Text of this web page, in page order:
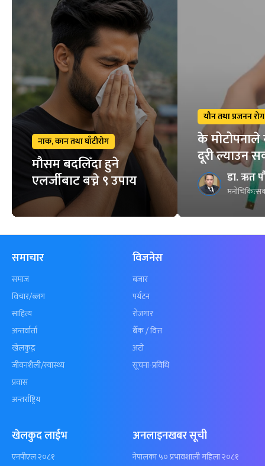
नाक, कान तथा घाँटीरोग
मौसम बदलिँदा हुने
एलर्जीबाट बच्ने ९ उपाय
यौन तथा प्रजनन रोग
के मोटोपनाले
दूरी ल्याउन
डा. ऋत
समाचार
समाज
विचार/ब्लग
साहित्य
अन्तर्वार्ता
खेलकुद़़
जीवनशैली/स्वास्थ्य
प्रवास
अन्तर्राष्ट्रिय
विजनेस
बजार
पर्यटन
रोजगार
बैँक / वित्त
अटो
सूचना-प्रविधि
खेलकुद लाईभ
एनपीएल २०८१
अनलाइनखबर सूची
नेपालका ५० प्रभावशाली महिला २०८१